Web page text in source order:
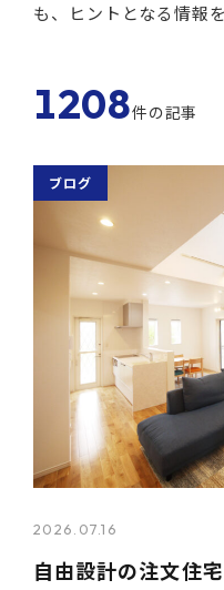
も、ヒントとなる情報
1208件の記事
ブログ
2026.07.16
自由設計の注文住